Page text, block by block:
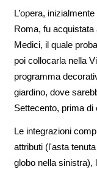
L’opera,
Roma, fu acquistata
Medici, il quale
poi collocarla nella
programma
giardino, dove
Settecento, prima
Le integrazioni
attributi (l'asta
globo nella sinistra),